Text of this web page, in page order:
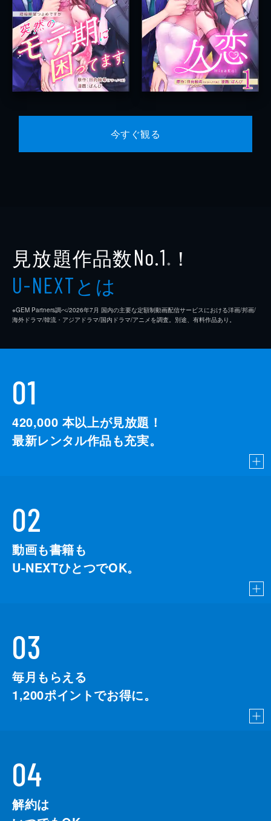
今すぐ観る
見放題作品数No.1 ※ ！
U-NEXTとは
※GEM Partners調べ/2026年7⽉ 国内の主要な定額制動画配信サービスにおける洋画/邦画/
海外ドラマ/韓流・アジアドラマ/国内ドラマ/アニメを調査。別途、有料作品あり。
01
420,000 本以上が見放題！
最新レンタル作品も充実。
02
動画も書籍も
U-NEXTひとつでOK。
03
毎月もらえる
1,200ポイントでお得に。
04
解約は